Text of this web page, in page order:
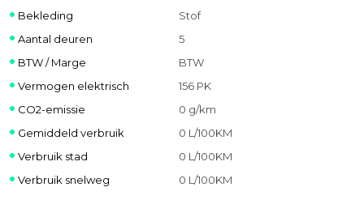
Bekleding
Stof
Aantal deuren
5
BTW / Marge
BTW
Vermogen elektrisch
156 PK
CO2-emissie
0 g/km
Gemiddeld verbruik
0 L/100KM
Verbruik stad
0 L/100KM
Verbruik snelweg
0 L/100KM